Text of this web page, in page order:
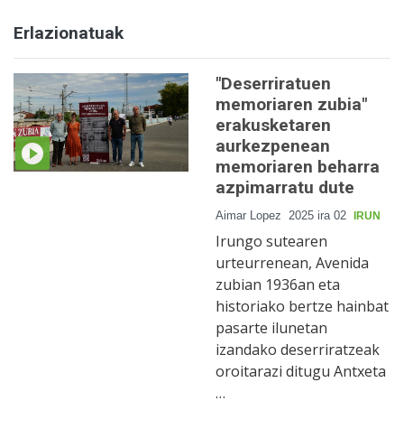
Erlazionatuak
"Deserriratuen
memoriaren zubia"
erakusketaren
aurkezpenean
memoriaren beharra
azpimarratu dute
Aimar Lopez 2025 ira 02 IRUN
Irungo sutearen
urteurrenean, Avenida
zubian 1936an eta
historiako bertze hainbat
pasarte ilunetan
izandako deserriratzeak
oroitarazi ditugu Antxeta
…